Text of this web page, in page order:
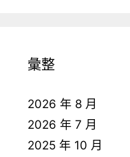
彙整
2026 年 8 月
2026 年 7 月
2025 年 10 月